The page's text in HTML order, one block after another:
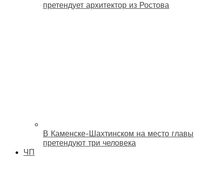
претендует архитектор из Ростова
В Каменске-Шахтинском на место главы
претендуют три человека
ЧП